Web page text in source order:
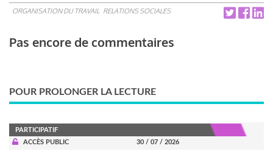
ORGANISATION DU TRAVAIL RELATIONS SOCIALES
Pas encore de commentaires
POUR PROLONGER LA LECTURE
PARTICIPATIF
ACCÈS PUBLIC
30 / 07 / 2026